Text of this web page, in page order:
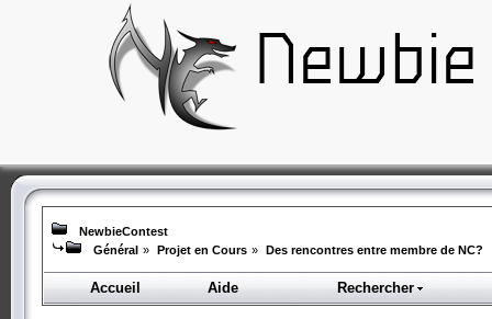
NewbieContest
Général » Projet en Cours » Des rencontres entre membre de NC?
Accueil Aide Rechercher